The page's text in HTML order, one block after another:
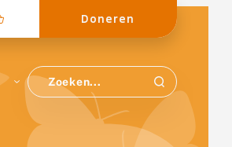
Doneren